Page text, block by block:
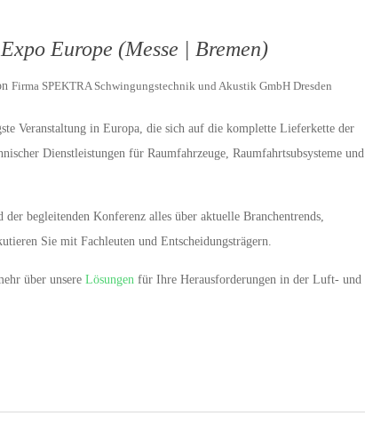
Europe (Messe | Bremen)
Firma SPEKTRA Schwingungstechnik und Akustik GmbH Dresden
Veranstaltung in Europa, die sich auf die komplette Lieferkette der
Dienstleistungen für Raumfahrzeuge, Raumfahrtsubsysteme und
begleitenden Konferenz alles über aktuelle Branchentrends,
Sie mit Fachleuten und Entscheidungsträgern.
über unsere Lösungen für Ihre Herausforderungen in der Luft- und